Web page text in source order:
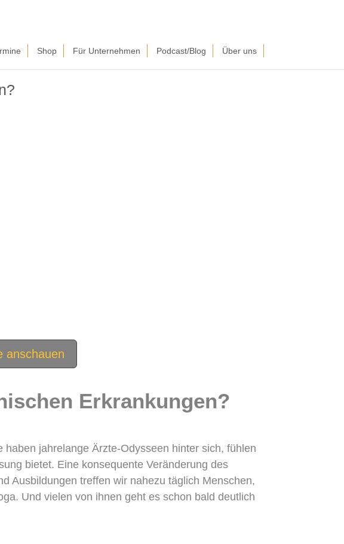
Shop Für Unternehmen Podcast/Blog Über uns
anschauen
Erkrankungen?
jahrelange Ärzte-Odysseen hinter sich, fühlen
bietet. Eine konsequente Veränderung des
Ausbildungen treffen wir nahezu täglich Menschen,
Und vielen von ihnen geht es schon bald deutlich